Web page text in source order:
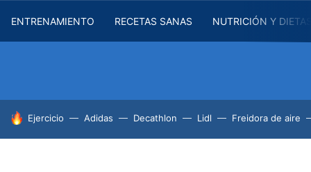
ENTRENAMIENTO RECETAS SANAS NUTRICIÓN Y
HOY SE HABLA DE
Ejercicio Adidas Decathlon Lidl Freidora de aire